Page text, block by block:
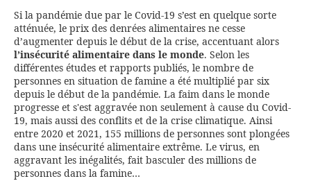
Si la pandémie due par le Covid-19 s’est en quelque sorte
atténuée, le prix des denrées alimentaires ne cesse
d’augmenter depuis le début de la crise, accentuant alors
l’insécurité alimentaire dans le monde. Selon les
différentes études et rapports publiés, le nombre de
personnes en situation de famine a été multiplié par six
depuis le début de la pandémie. La faim dans le monde
progresse et s'est aggravée non seulement à cause du Covid-
19, mais aussi des conflits et de la crise climatique. Ainsi
entre 2020 et 2021, 155 millions de personnes sont plongées
dans une insécurité alimentaire extrême. Le virus, en
aggravant les inégalités, fait basculer des millions de
personnes dans la famine…